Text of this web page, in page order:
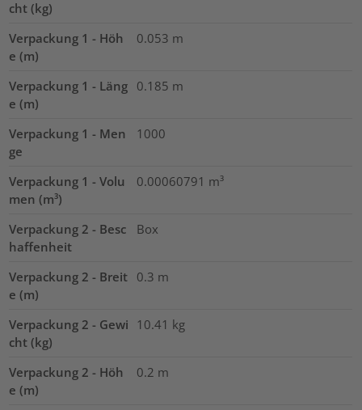
cht (kg)
Verpackung 1 - Höh
e (m)
0.053 m
Verpackung 1 - Läng
e (m)
0.185 m
Verpackung 1 - Men
ge
1000
Verpackung 1 - Volu
men (m³)
0.00060791 m³
Verpackung 2 - Besc
haffenheit
Box
Verpackung 2 - Breit
e (m)
0.3 m
Verpackung 2 - Gewi
cht (kg)
10.41 kg
Verpackung 2 - Höh
e (m)
0.2 m